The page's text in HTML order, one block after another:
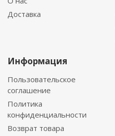
Доставка
Информация
Пользовательское
соглашение
Политика
конфиденциальности
Возврат товара